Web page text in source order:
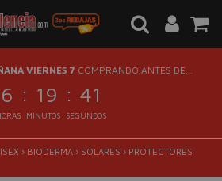
VIERNES 7 COMPRANDO ANTES DE...
: 19 : 40
MINUTOS SEGUNDOS
› BIODERMA › SOLARES › PROTECTORES